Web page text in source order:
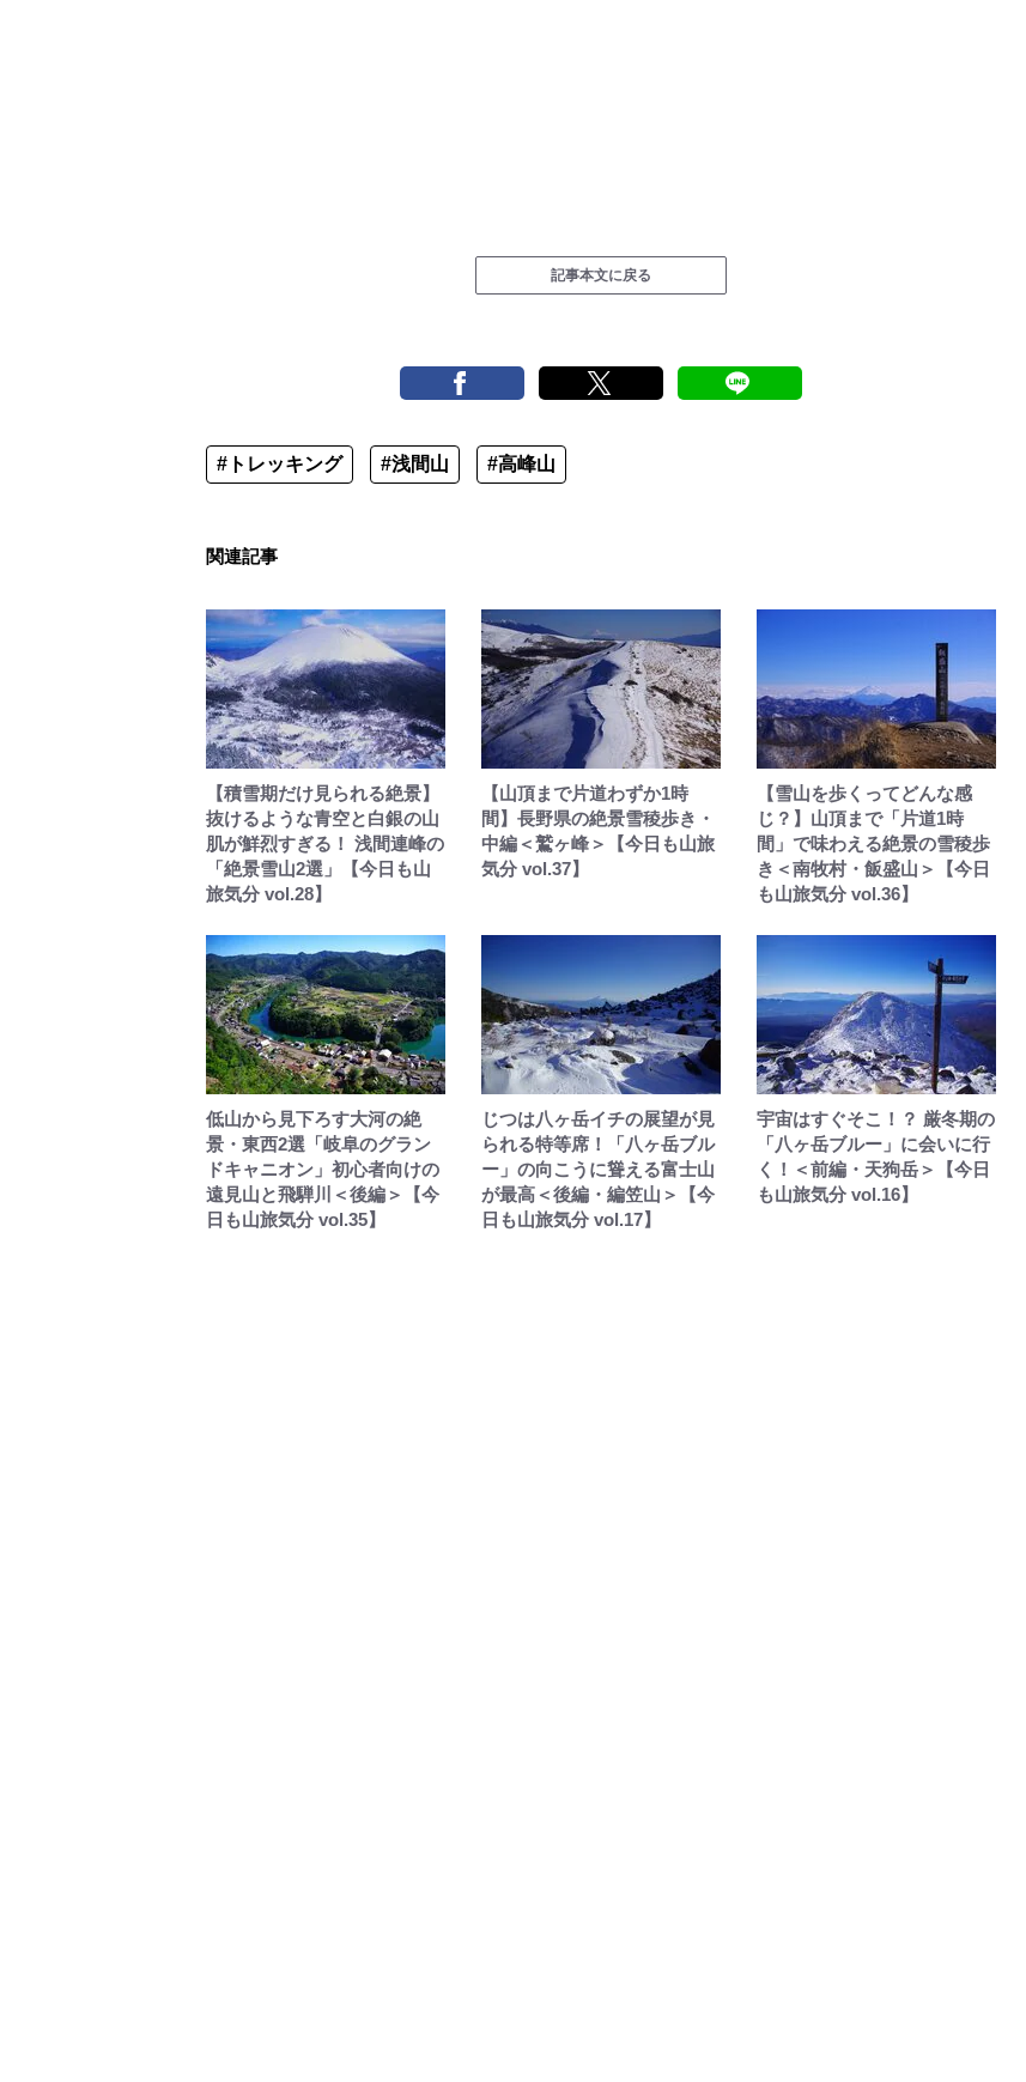
記事本文に戻る
#トレッキング #浅間山 #高峰山
関連記事
【積雪期だけ見られる絶景】
抜けるような青空と白銀の山
肌が鮮烈すぎる！ 浅間連峰の
「絶景雪山2選」【今日も山
旅気分 vol.28】
【山頂まで片道わずか1時
間】長野県の絶景雪稜歩き・
中編＜鷲ヶ峰＞【今日も山旅
気分 vol.37】
【雪山を歩くってどんな感
じ？】山頂まで「片道1時
間」で味わえる絶景の雪稜歩
き＜南牧村・飯盛山＞【今日
も山旅気分 vol.36】
低山から見下ろす大河の絶
景・東西2選「岐阜のグラン
ドキャニオン」初心者向けの
遠見山と飛騨川＜後編＞【今
日も山旅気分 vol.35】
じつは八ヶ岳イチの展望が見
られる特等席！「八ヶ岳ブル
ー」の向こうに聳える富士山
が最高＜後編・編笠山＞【今
日も山旅気分 vol.17】
宇宙はすぐそこ！？ 厳冬期の
「八ヶ岳ブルー」に会いに行
く！＜前編・天狗岳＞【今日
も山旅気分 vol.16】